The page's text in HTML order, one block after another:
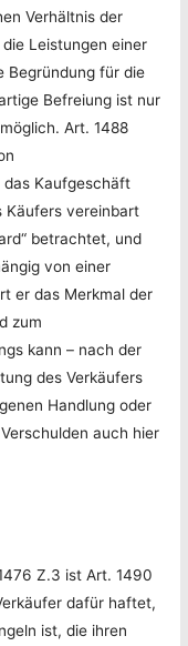
Verhältnis der
Leistungen einer
Begründung für die
Befreiung ist nur
Art. 1488
Kaufgeschäft
Käufers vereinbart
betrachtet, und
von einer
er das Merkmal der
zum
kann – nach der
des Verkäufers
Handlung oder
auch hier
Z.3 ist Art. 1490
dafür haftet,
ist, die ihren